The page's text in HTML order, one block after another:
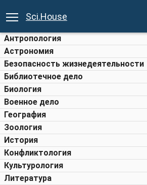
Sci.House
Антропология
Астрономия
Безопасность жизнедеятельности
Библиотечное дело
Биология
Военное дело
География
Зоология
История
Конфликтология
Культурология
Литература